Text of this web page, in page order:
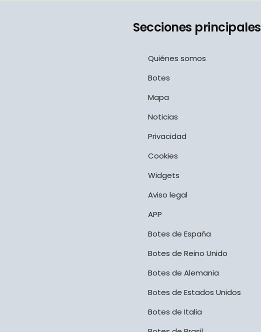
Secciones principales
Quiénes somos
Botes
Mapa
Noticias
Privacidad
Cookies
Widgets
Aviso legal
APP
Botes de España
Botes de Reino Unido
Botes de Alemania
Botes de Estados Unidos
Botes de Italia